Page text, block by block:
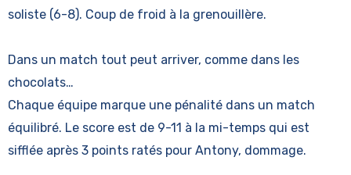
soliste (6-8). Coup de froid à la grenouillère.
Dans un match tout peut arriver, comme dans les
chocolats…
Chaque équipe marque une pénalité dans un match
équilibré. Le score est de 9-11 à la mi-temps qui est
sifflée après 3 points ratés pour Antony, dommage.